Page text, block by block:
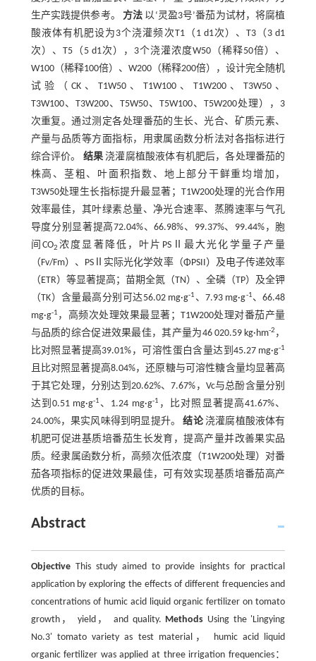
生产实践提供参考。 方法 以‘灵盈3号’番茄为试材，将腐植
酸液体有机肥设为3个浇灌频次T1（1 d1次）、T3（3 d1
次）、T5（5 d1次），3个浇灌浓度W50（稀释50倍）、
W100（稀释100倍）、W200（稀释200倍），设计完全随机
试验（CK、T1W50、T1W100、T1W200、T3W50、
T3W100、T3W200、T5W50、T5W100、T5W200处理），3
次重复。通过测定各处理番茄的生长、光合、矿质元素、
产量与品质等方面指标，用隶属函数分析法对各指标进行
综合评价。 结果 浇灌腐植酸液体有机肥后，各处理番茄的
株高、茎粗、叶面积指数、地上部分干鲜重均增加，
T3W50处理生长指标提升最显著；T1W200处理的光合作用
效率最佳，其叶绿素总量、净光合速率、蒸腾速率与气孔
导度分别显著提高72.04%、66.98%、99.37%、99.44%，胞
间CO2 浓度显著降低，叶片PSⅡ最大光化学量子产量
（Fv/Fm）、PSⅡ实际光化学效率（ΦPSII）及电子传递效率
（ETR）等显著提高；苗期全氮（TN）、全磷（TP）及全钾
（TK）含量最高分别可达56.02 mg·g-1 、7.93 mg·g-1、66.48
mg·g-1 ，高频次处理效果最显著；T1W200处理对番茄产量
与品质的综合促进效果最佳，其产量为46 020.59 kg·hm-2 ，
比对照显著提高39.01%，可溶性蛋白含量达到45.27 mg·g-1
且比对照显著提高8.04%，还原糖与可溶性糖含量均显著高
于其它处理，分别达到20.62%、7.67%，Vc与总酚含量分别
达到0.51 mg·g-1 、1.24 mg·g-1 ，比对照显著提高41.67%、
24.00%，果实风味得到明显提升。结论浇灌腐植酸液体有
机肥可促进基质培番茄生长发育，提高产量并改善果实品
质。经隶属函数分析，高频次低浓度（T1W200处理）对番
茄各项指标的促进效果最佳，可有效实现基质培番茄高产
优质的目标。
Abstract
ObjectiveThis study aimed to provide insights for practical
application by exploring the effects of different frequencies and
concentrations of humic acid liquid organic fertilizer on tomato
growth， yield， and quality. Methods Using the 'Lingying
No.3' tomato variety as test material， humic acid liquid
organic fertilizer was applied at three irrigation frequencies：